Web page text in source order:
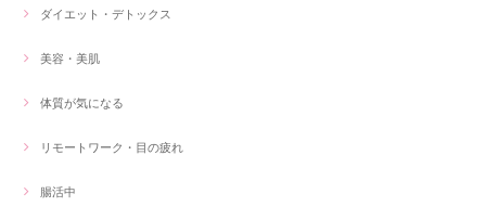
ダイエット・デトックス
美容・美肌
体質が気になる
リモートワーク・目の疲れ
腸活中